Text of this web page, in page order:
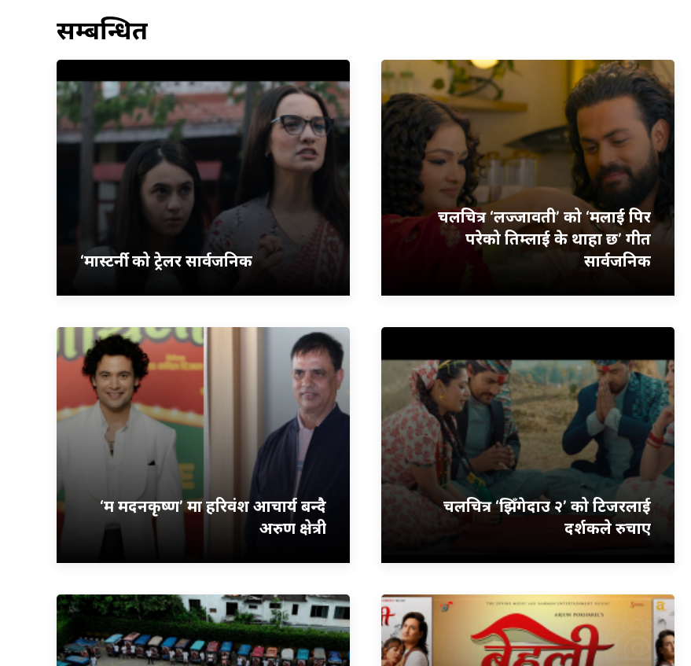
सम्बन्धित
‘मास्टर्नी’ को ट्रेलर सार्वजनिक
चलचित्र ‘लज्जावती’ को ‘मलाई पिर
परेको तिम्लाई के थाहा छ’ गीत
सार्वजनिक
‘म मदनकृष्ण’ मा हरिवंश आचार्य बन्दै
अरुण क्षेत्री
चलचित्र ‘झिँगेदाउ २’ को टिजरलाई
दर्शकले रुचाए